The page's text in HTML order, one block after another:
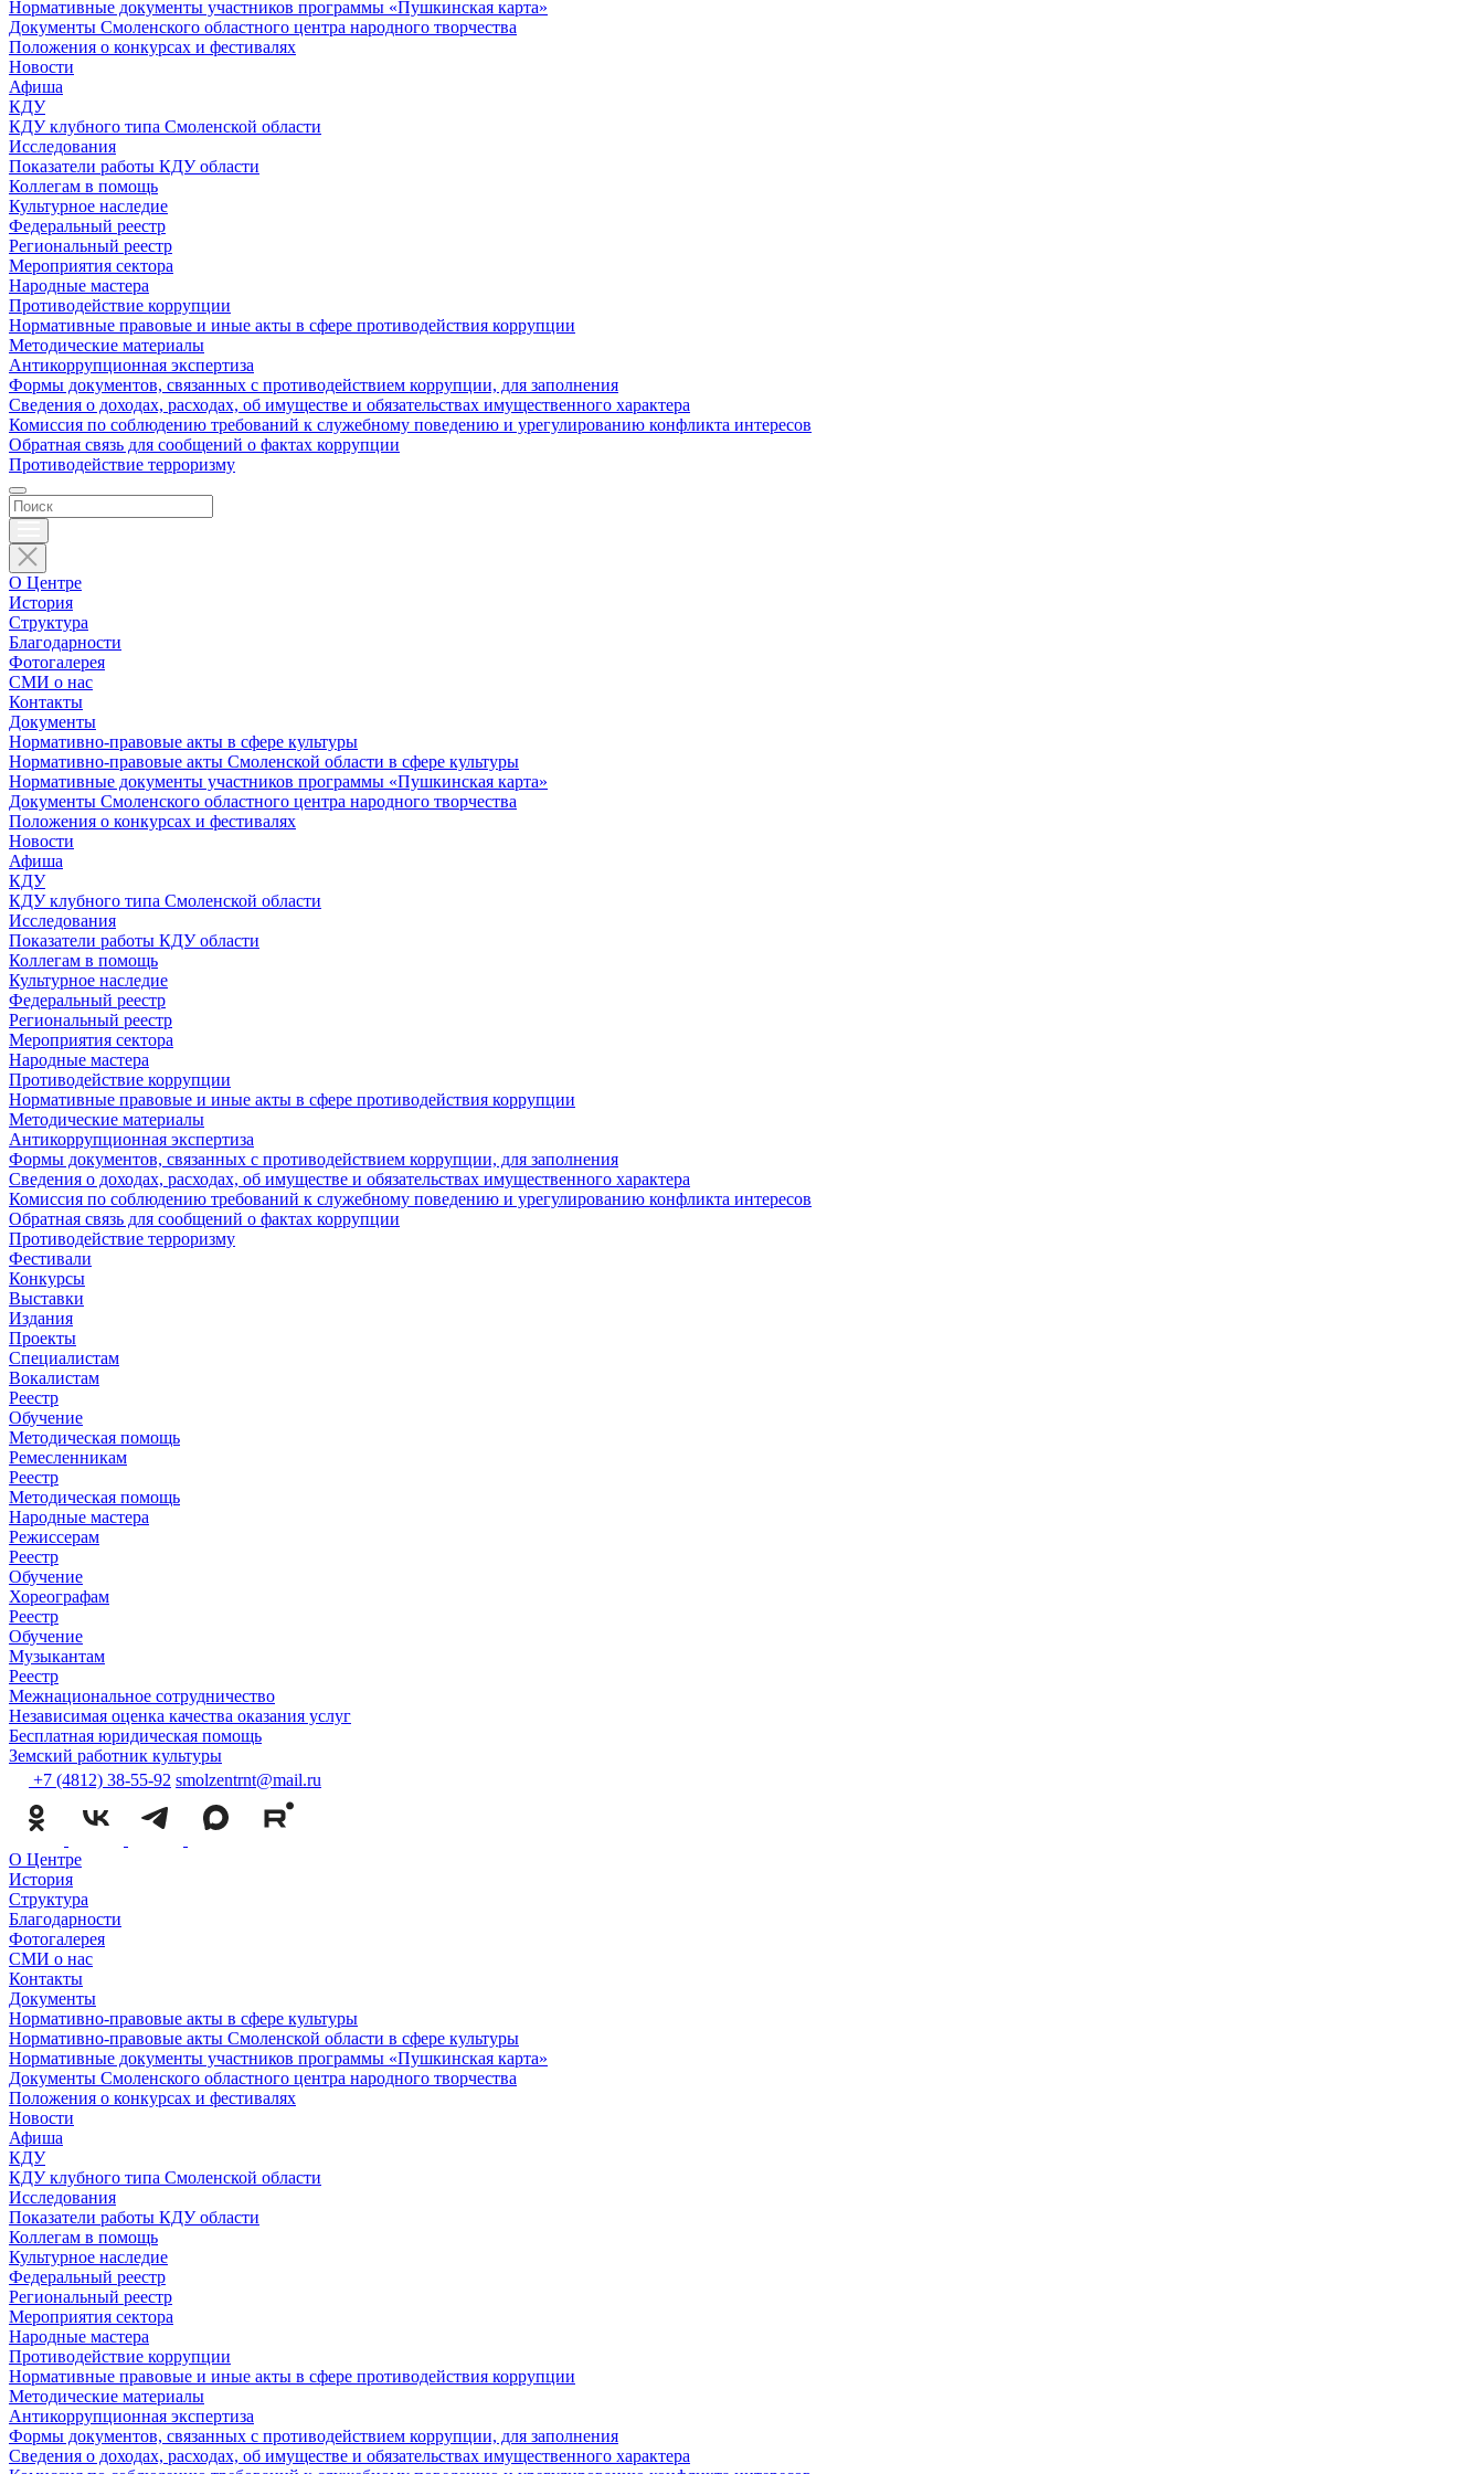
Нормативные документы участников программы «Пушкинская карта»
Документы Смоленского областного центра народного творчества
Положения о конкурсах и фестивалях
Новости
Афиша
КДУ
КДУ клубного типа Смоленской области
Исследования
Показатели работы КДУ области
Коллегам в помощь
Культурное наследие
Федеральный реестр
Региональный реестр
Мероприятия сектора
Народные мастера
Противодействие коррупции
Нормативные правовые и иные акты в сфере противодействия коррупции
Методические материалы
Антикоррупционная экспертиза
Формы документов, связанных с противодействием коррупции, для заполнения
Сведения о доходах, расходах, об имуществе и обязательствах имущественного характера
Комиссия по соблюдению требований к служебному поведению и урегулированию конфликта интересов
Обратная связь для сообщений о фактах коррупции
Противодействие терроризму
О Центре
История
Структура
Благодарности
Фотогалерея
СМИ о нас
Контакты
Документы
Нормативно-правовые акты в сфере культуры
Нормативно-правовые акты Смоленской области в сфере культуры
Нормативные документы участников программы «Пушкинская карта»
Документы Смоленского областного центра народного творчества
Положения о конкурсах и фестивалях
Новости
Афиша
КДУ
КДУ клубного типа Смоленской области
Исследования
Показатели работы КДУ области
Коллегам в помощь
Культурное наследие
Федеральный реестр
Региональный реестр
Мероприятия сектора
Народные мастера
Противодействие коррупции
Нормативные правовые и иные акты в сфере противодействия коррупции
Методические материалы
Антикоррупционная экспертиза
Формы документов, связанных с противодействием коррупции, для заполнения
Сведения о доходах, расходах, об имуществе и обязательствах имущественного характера
Комиссия по соблюдению требований к служебному поведению и урегулированию конфликта интересов
Обратная связь для сообщений о фактах коррупции
Противодействие терроризму
Фестивали
Конкурсы
Выставки
Издания
Проекты
Специалистам
Вокалистам
Реестр
Обучение
Методическая помощь
Ремесленникам
Реестр
Методическая помощь
Народные мастера
Режиссерам
Реестр
Обучение
Хореографам
Реестр
Обучение
Музыкантам
Реестр
Межнациональное сотрудничество
Независимая оценка качества оказания услуг
Бесплатная юридическая помощь
Земский работник культуры
+7 (4812) 38-55-92 smolzentrnt@mail.ru
О Центре
История
Структура
Благодарности
Фотогалерея
СМИ о нас
Контакты
Документы
Нормативно-правовые акты в сфере культуры
Нормативно-правовые акты Смоленской области в сфере культуры
Нормативные документы участников программы «Пушкинская карта»
Документы Смоленского областного центра народного творчества
Положения о конкурсах и фестивалях
Новости
Афиша
КДУ
КДУ клубного типа Смоленской области
Исследования
Показатели работы КДУ области
Коллегам в помощь
Культурное наследие
Федеральный реестр
Региональный реестр
Мероприятия сектора
Народные мастера
Противодействие коррупции
Нормативные правовые и иные акты в сфере противодействия коррупции
Методические материалы
Антикоррупционная экспертиза
Формы документов, связанных с противодействием коррупции, для заполнения
Сведения о доходах, расходах, об имуществе и обязательствах имущественного характера